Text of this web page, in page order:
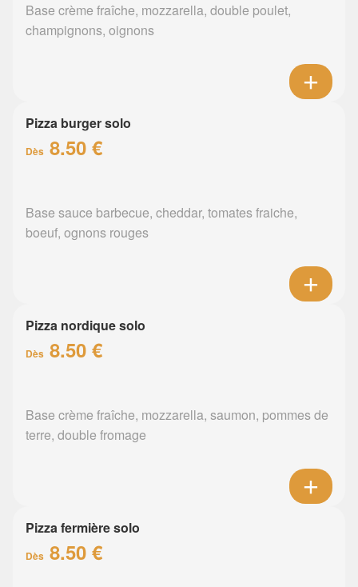
Base crème fraîche, mozzarella, double poulet,
champignons, oignons
Pizza burger solo
Dès 8.50 €
Base sauce barbecue, cheddar, tomates fraiche,
boeuf, ognons rouges
Pizza nordique solo
Dès 8.50 €
Base crème fraîche, mozzarella, saumon, pommes de
terre, double fromage
Pizza fermière solo
Dès 8.50 €